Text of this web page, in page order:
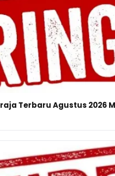
Terbaru Agustus 2026